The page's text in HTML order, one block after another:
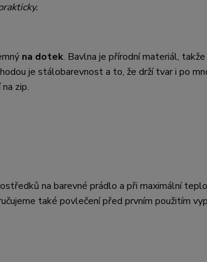
na dotek. Bavlna je přírodní materiál,
je stálobarevnost a to, že drží tvar i po
zip.
na barevné prádlo a při maximální
také povlečení před prvním použitím